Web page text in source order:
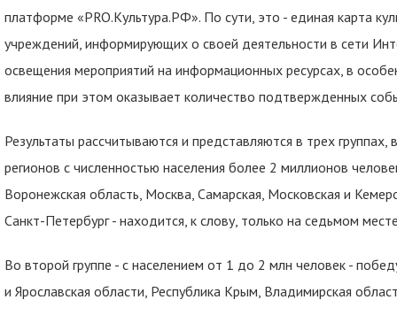
платформе «PRO.Культура.РФ». По сути, это - единая карта
учреждений, информирующих о своей деятельности в сети
освещения мероприятий на информационных ресурсах, в
влияние при этом оказывает количество подтвержденных
Результаты рассчитываются и представляются в трех
регионов с численностью населения более 2 миллионов
Воронежская область, Москва, Самарская, Московская и
Санкт-Петербург - находится, к слову, только на седьмом
Во второй группе - с населением от 1 до 2 млн человек -
и Ярославская области, Республика Крым, Владимирская